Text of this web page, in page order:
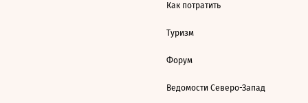
Как потратить
Туризм
Форум
Ведомости Северо-Запад